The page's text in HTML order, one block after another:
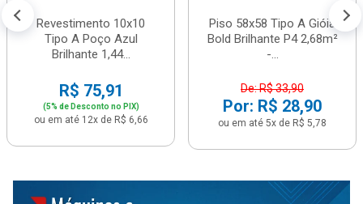
Revestimento 10x10
Tipo A Poço Azul
Brilhante 1,44...
R$ 75,91
(5% de Desconto no PIX)
ou em até 12x de R$ 6,66
Piso 58x58 Tipo A Gióia
Bold Brilhante P4 2,68m²
-...
De: R$ 33,90
Por: R$ 28,90
ou em até 5x de R$ 5,78